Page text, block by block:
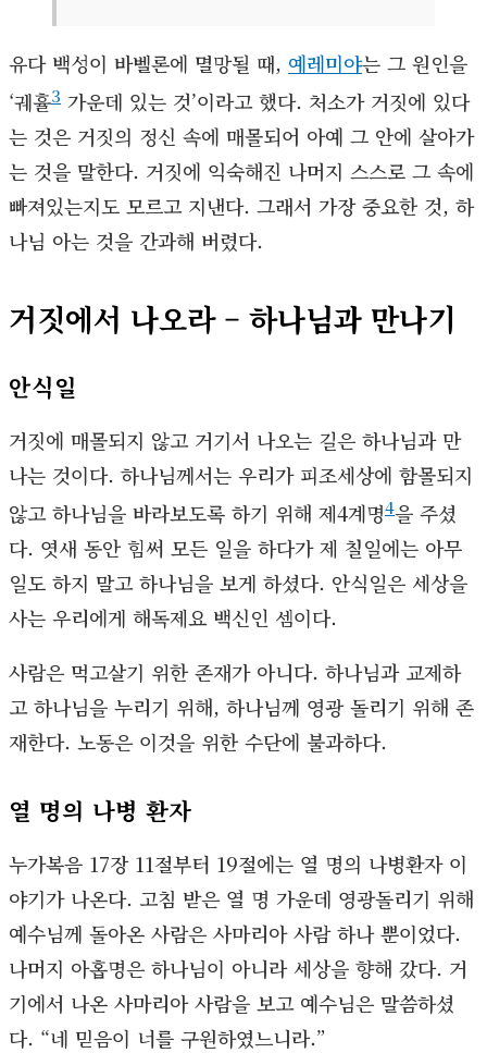
유다 백성이 바벨론에 멸망될 때, 예레미야는 그 원인을
‘궤휼3 가운데 있는 것’이라고 했다. 처소가 거짓에 있다
는 것은 거짓의 정신 속에 매몰되어 아예 그 안에 살아가
는 것을 말한다. 거짓에 익숙해진 나머지 스스로 그 속에
빠져있는지도 모르고 지낸다. 그래서 가장 중요한 것, 하
나님 아는 것을 간과해 버렸다.
거짓에서 나오라 – 하나님과 만나기
안식일
거짓에 매몰되지 않고 거기서 나오는 길은 하나님과 만
나는 것이다. 하나님께서는 우리가 피조세상에 함몰되지
않고 하나님을 바라보도록 하기 위해 제4계명4을 주셨
다. 엿새 동안 힘써 모든 일을 하다가 제 칠일에는 아무
일도 하지 말고 하나님을 보게 하셨다. 안식일은 세상을
사는 우리에게 해독제요 백신인 셈이다.
사람은 먹고살기 위한 존재가 아니다. 하나님과 교제하
고 하나님을 누리기 위해, 하나님께 영광 돌리기 위해 존
재한다. 노동은 이것을 위한 수단에 불과하다.
열 명의 나병 환자
누가복음 17장 11절부터 19절에는 열 명의 나병환자 이
야기가 나온다. 고침 받은 열 명 가운데 영광돌리기 위해
예수님께 돌아온 사람은 사마리아 사람 하나 뿐이었다.
나머지 아홉명은 하나님이 아니라 세상을 향해 갔다. 거
기에서 나온 사마리아 사람을 보고 예수님은 말씀하셨
다. “네 믿음이 너를 구원하였느니라.”